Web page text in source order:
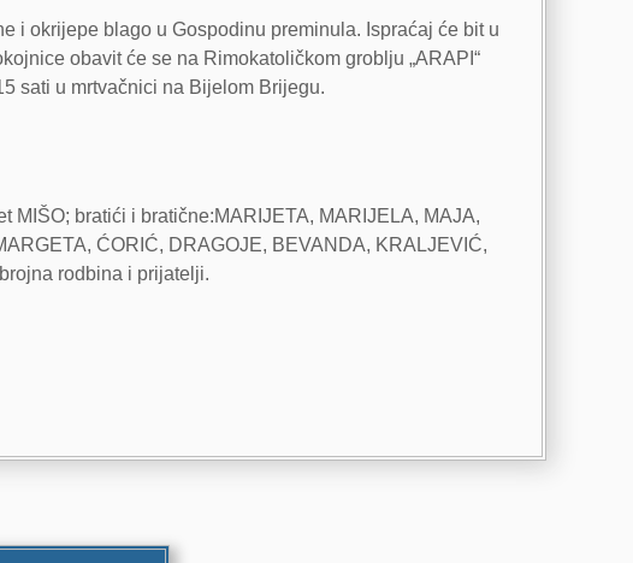
i okrijepe blago u Gospodinu preminula. Ispraćaj će bit u
obavit će se na Rimokatoličkom groblju „ARAPI“
sati u mrtvačnici na Bijelom Brijegu.
MIŠO; bratići i bratične:MARIJETA, MARIJELA, MAJA,
ĆORIĆ, DRAGOJE, BEVANDA, KRALJEVIĆ,
rodbina i prijatelji.